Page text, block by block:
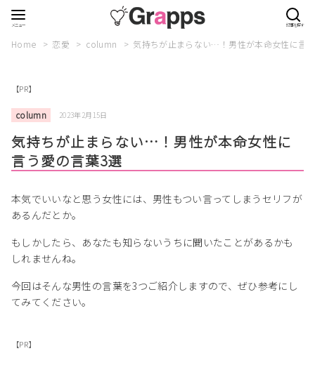
Home 恋愛 column 気持ちが止まらない…！男性が本命女性に言
【PR】
column 2023年2月15日
気持ちが止まらない…！男性が本命女性に
言う愛の言葉3選
本気でいいなと思う女性には、男性もつい言ってしまうセリフが
あるんだとか。
もしかしたら、あなたも知らないうちに聞いたことがあるかも
しれませんね。
今回はそんな男性の言葉を3つご紹介しますので、ぜひ参考にし
てみてください。
【PR】